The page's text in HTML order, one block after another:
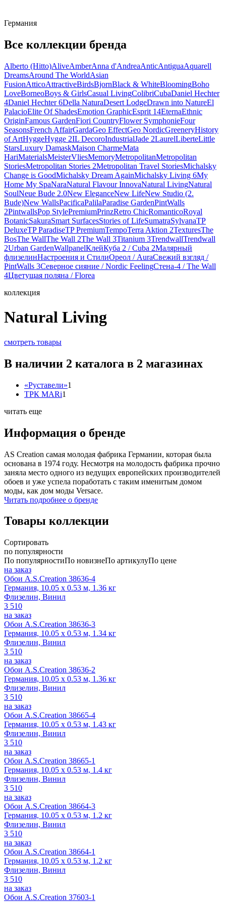
Германия
Все коллекции бренда
Alberto (Hitto)AliveAmberAnna d'AndreaAnticAntiguaAquarell
DreamsAround The WorldAsian
FusionAtticoAttractiveBirdsBjornBlack & WhiteBloomingBoho
LoveBorneoBoys & GirlsCasual LivingColibriCubaDaniel Hechter
4Daniel Hechter 6Della NaturaDesert LodgeDrawn into NatureEl
PalacioElite Of ShadesEmotion GraphicEsprit 14EternaEthnic
OriginFamous GardenFiori CountryFlower SymphonieFour
SeasonsFrench AffairGardaGeo EffectGeo NordicGreeneryHistory
of ArtHyggeHygge 2IL DecoroIndustrialJade 2LaurelLiberteLittle
StarsLuxury DamaskMaison CharmeMata
HariMaterialsMeisterVliesMemoryMetropolitanMetropolitan
StoriesMetropolitan Stories 2Metropolitan Travel StoriesMichalsky
Change is GoodMichalsky Dream AgainMichalsky Living 6My
Home My SpaNaraNatural Flavour InnovaNatural LivingNatural
SoulNeue Bude 2.0New EleganceNew LifeNew Studio (2.
Bude)New WallsPacificaPalilaParadise GardenPintWalls
2PintwallsPop StylePremiumPrinzRetro ChicRomanticoRoyal
BotanicSakuraSmart SurfacesStories of LifeSumatraSylvanaTP
DeluxeTP ParadiseTP PremiumTempoTerra Aktion 2TexturesThe
BosThe WallThe Wall 2The Wall 3Titanium 3TrendwallTrendwall
2Urban GardenWallpanelКлейКуба 2 / Cuba 2Малярный
флизелинНастроения и СтилиОреол / AuraСвежий взгляд /
PintWalls 3Северное сияние / Nordic FeelingСтена-4 / The Wall
4Цветущая поляна / Florea
коллекция
Natural Living
смотреть товары
В наличии 2 каталога в 2 магазинах
«Руставели»1
ТРК MARi1
читать еще
Информация о бренде
AS Creation самая молодая фабрика Германии, которая была
основана в 1974 году. Несмотря на молодость фабрика прочно
заняла место одного из ведущих европейских производителей
обоев и уже успела поработать с таким именитым домом
моды, как дом моды Versace.
Читать подробнее о бренде
Товары коллекции
Сортировать
по популярности
По популярностиПо новизнеПо артикулуПо цене
на заказ
Обои A.S.Creation 38636-4
Германия, 10.05 x 0.53 м, 1.36 кг
Флизелин, Винил
3 510
на заказ
Обои A.S.Creation 38636-3
Германия, 10.05 x 0.53 м, 1.34 кг
Флизелин, Винил
3 510
на заказ
Обои A.S.Creation 38636-2
Германия, 10.05 x 0.53 м, 1.36 кг
Флизелин, Винил
3 510
на заказ
Обои A.S.Creation 38665-4
Германия, 10.05 x 0.53 м, 1.43 кг
Флизелин, Винил
3 510
на заказ
Обои A.S.Creation 38665-1
Германия, 10.05 x 0.53 м, 1.4 кг
Флизелин, Винил
3 510
на заказ
Обои A.S.Creation 38664-3
Германия, 10.05 x 0.53 м, 1.2 кг
Флизелин, Винил
3 510
на заказ
Обои A.S.Creation 38664-1
Германия, 10.05 x 0.53 м, 1.2 кг
Флизелин, Винил
3 510
на заказ
Обои A.S.Creation 37603-1